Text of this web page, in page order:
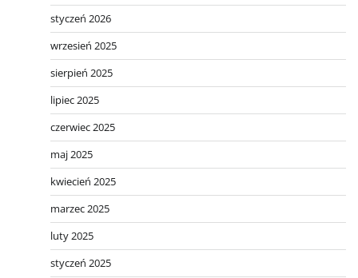
styczeń 2026
wrzesień 2025
sierpień 2025
lipiec 2025
czerwiec 2025
maj 2025
kwiecień 2025
marzec 2025
luty 2025
styczeń 2025